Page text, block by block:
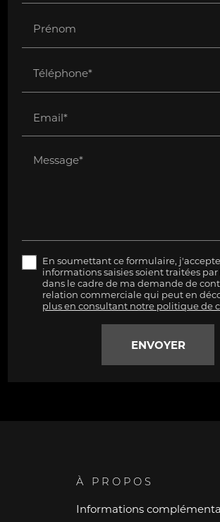
Prénom
Téléphone*
Email*
Message*
En soumettant ce formulaire,
informations saisies soient traitées par
dans le cadre de ma demande de
relation commerciale qui peut en
plus en consultant notre politique de
À PROPOS
Informations